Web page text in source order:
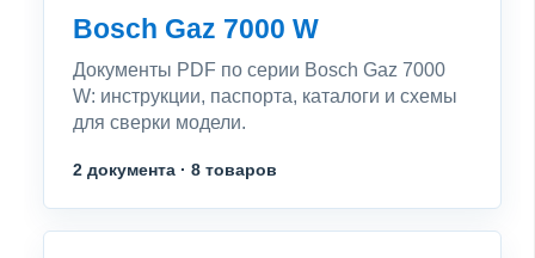
Bosch Gaz 7000 W
Документы PDF по серии Bosch Gaz 7000
W: инструкции, паспорта, каталоги и схемы
для сверки модели.
2 документа · 8 товаров